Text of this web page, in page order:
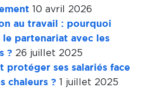
10 avril 2026
au travail : pourquoi
le partenariat avec les
? 26 juillet 2025
protéger ses salariés face
chaleurs ? 1 juillet 2025